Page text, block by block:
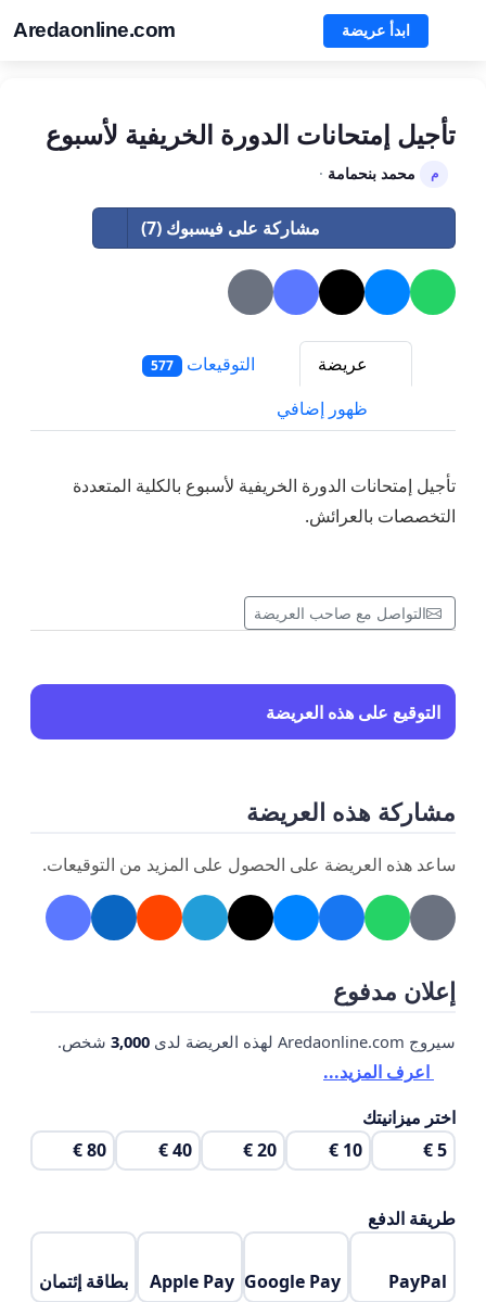
Aredaonline.com ابدأ عريضة
تأجيل إمتحانات الدورة الخريفية لأسبوع
م محمد بنحمامة ·
مشاركة على فيسبوك (7)
عريضة التوقيعات 577
ظهور إضافي
تأجيل إمتحانات الدورة الخريفية لأسبوع بالكلية المتعددة
التخصصات بالعرائش.
التواصل مع صاحب العريضة
التوقيع على هذه العريضة
مشاركة هذه العريضة
ساعد هذه العريضة على الحصول على المزيد من التوقيعات.
إعلان مدفوع
سيروج Aredaonline.com لهذه العريضة لدى 3,000 شخص.
اعرف المزيد...
اختر ميزانيتك
5 €
10 €
20 €
40 €
80 €
طريقة الدفع
PayPal
Google Pay
Apple Pay بطاقة إئتمان